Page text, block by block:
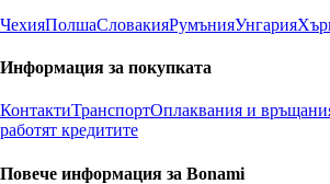
ЧехияПолшаСловакияРумънияУнгария
Информация за покупката
КонтактиТранспортОплаквания и
работят кредитите
Повече информация за Bonami